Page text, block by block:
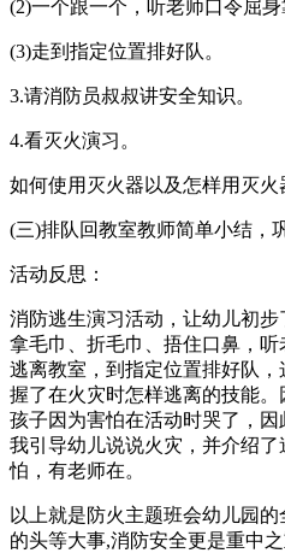
(2)一个跟一个，听老师口令屈身
(3)走到指定位置排好队。
3.请消防员叔叔讲安全知识。
4.看灭火演习。
如何使用灭火器以及怎样用灭火
(三)排队回教室教师简单小结，
活动反思：
消防逃生演习活动，让幼儿初
拿毛巾、折毛巾、捂住口鼻，
逃离教室，到指定位置排好队
握了在火灾时怎样逃离的技能
孩子因为害怕在活动时哭了，因
我引导幼儿说说火灾，并介绍
怕，有老师在。
以上就是防火主题班会幼儿园
的头等大事,消防安全更是重中